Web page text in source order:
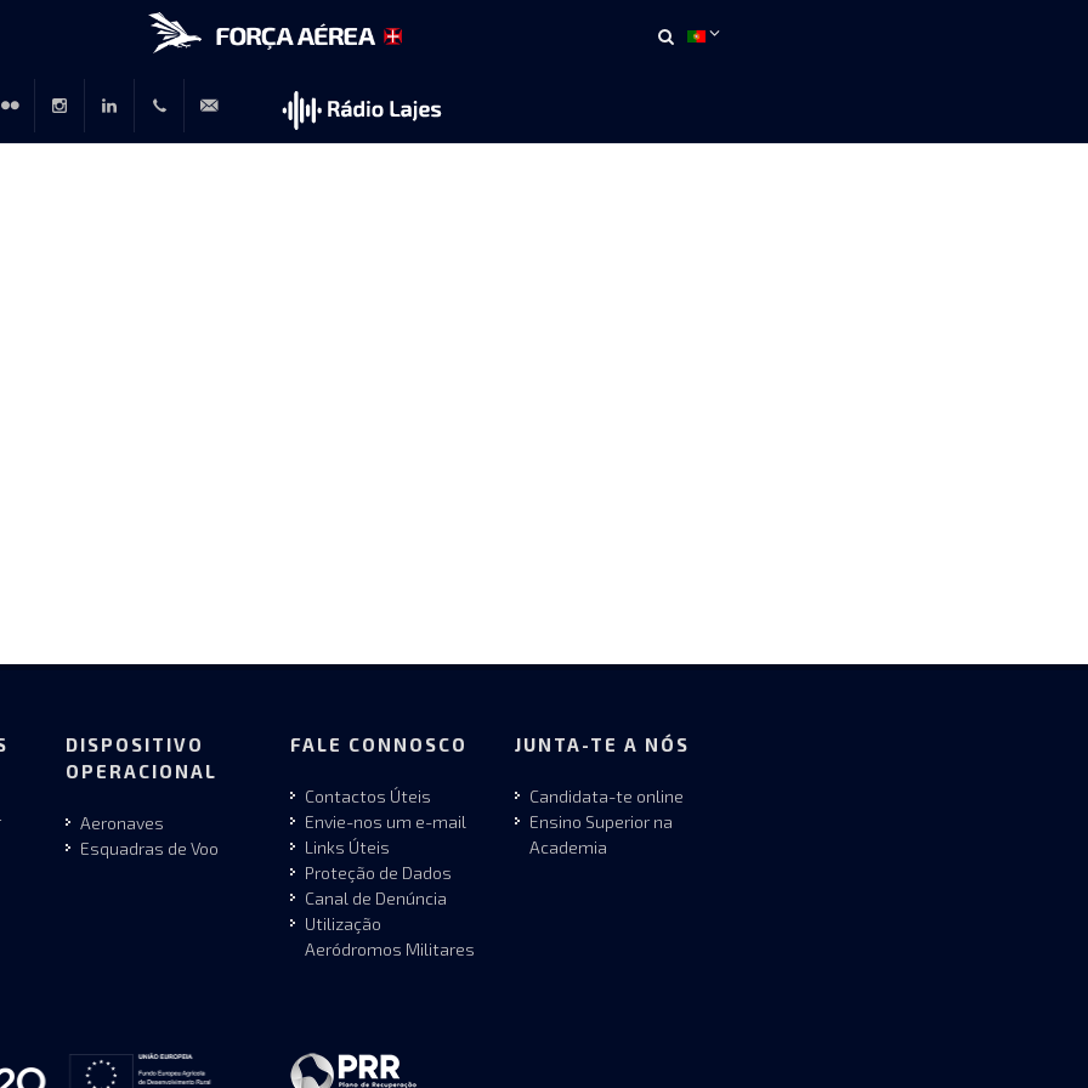
DISPOSITIVO
OPERACIONAL
Aeronaves
Esquadras de Voo
FALE CONNOSCO
Contactos Úteis
Envie-nos um e-mail
Links Úteis
Proteção de Dados
Canal de Denúncia
Utilização
Aeródromos Militares
JUNTA-TE A NÓS
Candidata-te online
Ensino Superior na
Academia